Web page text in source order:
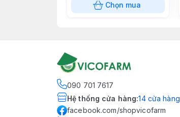
Chọn mua
090 701 7617
Hệ thống cửa hàng:14 cửa hàng
facebook.com/shopvicofarm